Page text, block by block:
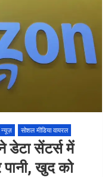
न्यूज़ सोशल मीडिया वायरल
सेंटर्स में
पानी, खुद को